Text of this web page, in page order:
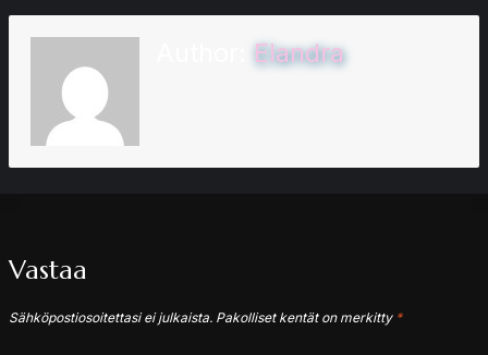
Elandra
Vastaa
Sähköpostiosoitettasi ei julkaista. Pakolliset kentät on merkitty *